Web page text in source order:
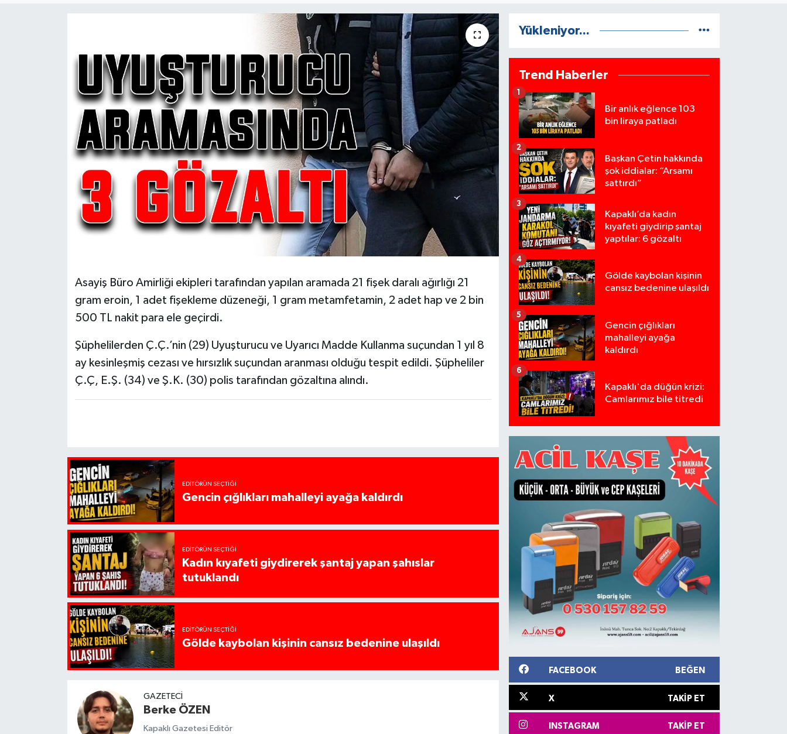
Asayiş Büro Amirliği ekipleri tarafından yapılan aramada 21 fişek daralı ağırlığı 21
gram eroin, 1 adet fişekleme düzeneği, 1 gram metamfetamin, 2 adet hap ve 2 bin
500 TL nakit para ele geçirdi.
Şüphelilerden Ç.Ç.’nin (29) Uyuşturucu ve Uyarıcı Madde Kullanma suçundan 1 yıl 8
ay kesinleşmiş cezası ve hırsızlık suçundan aranması olduğu tespit edildi. Şüpheliler
Ç.Ç, E.Ş. (34) ve Ş.K. (30) polis tarafından gözaltına alındı.
EDITÖRÜN SEÇTIĞI
Gencin çığlıkları mahalleyi ayağa kaldırdı
EDITÖRÜN SEÇTIĞI
Kadın kıyafeti giydirerek şantaj yapan şahıslar
tutuklandı
EDITÖRÜN SEÇTIĞI
Gölde kaybolan kişinin cansız bedenine ulaşıldı
GAZETECI
Berke ÖZEN
Kapaklı Gazetesi Editör
Yükleniyor...
Trend Haberler
Bir anlık eğlence 103
bin liraya patladı
1
Başkan Çetin hakkında
şok iddialar: “Arsamı
sattırdı”
2
Kapaklı’da kadın
kıyafeti giydirip şantaj
yaptılar: 6 gözaltı
3
Gölde kaybolan kişinin
cansız bedenine ulaşıldı
4
Gencin çığlıkları
mahalleyi ayağa
kaldırdı
5
Kapaklı'da düğün krizi:
Camlarımız bile titredi
6
FACEBOOK BEĞEN
X TAKIP ET
INSTAGRAM TAKIP ET